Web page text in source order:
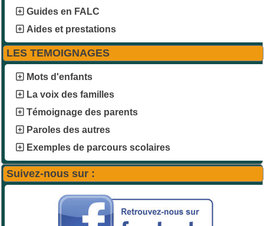
Guides en FALC
Aides et prestations
LES TEMOIGNAGES
Mots d'enfants
La voix des familles
Témoignage des parents
Paroles des autres
Exemples de parcours scolaires
Suivez-nous sur :